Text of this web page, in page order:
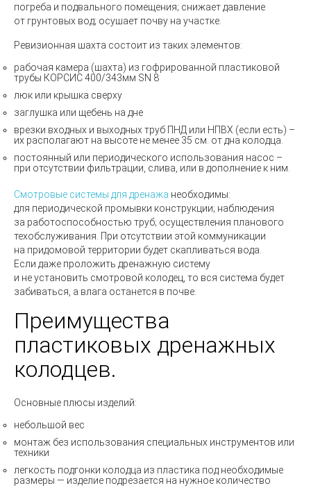
погреба и подвального помещения; снижает давление
от грунтовых вод; осушает почву на участке.
Ревизионная шахта состоит из таких элементов:
рабочая камера (шахта) из гофрированной пластиковой
трубы КОРСИС 400/343мм SN 8
люк или крышка сверху
заглушка или щебень на дне
врезки входных и выходных труб ПНД или НПВХ (если есть) –
их располагают на высоте не менее 35 см. от дна колодца.
постоянный или периодического использования насос –
при отсутствии фильтрации, слива, или в дополнение к ним.
Смотровые системы для дренажа необходимы:
для периодической промывки конструкции; наблюдения
за работоспособностью труб; осуществления планового
техобслуживания. При отсутствии этой коммуникации
на придомовой территории будет скапливаться вода.
Если даже проложить дренажную систему
и не установить смотровой колодец, то вся система будет
забиваться, а влага останется в почве.
Преимущества
пластиковых дренажных
колодцев.
Основные плюсы изделий:
небольшой вес
монтаж без использования специальных инструментов или
техники
легкость подгонки колодца из пластика под необходимые
размеры — изделие подрезается на нужное количество